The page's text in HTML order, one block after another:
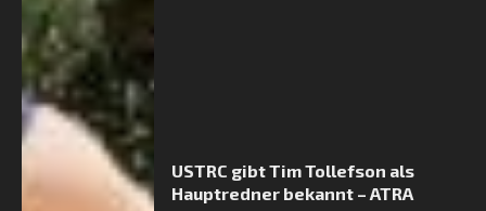
USTRC gibt Tim Tollefson als
Hauptredner bekannt – ATRA